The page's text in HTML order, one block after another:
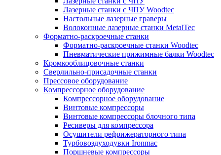
Лазерные станки с ЧПУ Woodtec
Настольные лазерные граверы
Волоконные лазерные станки MetalTec
Форматно-раскроечные станки
Форматно-раскроечные станки Woodtec
Пневматические прижимные балки Woodtec
Кромкооблицовочные станки
Сверлильно-присадочные станки
Прессовое оборудование
Компрессорное оборудование
Компрессорное оборудование
Винтовые компрессоры
Винтовые компрессоры блочного типа
Ресиверы для компрессора
Осушители рефрижераторного типа
Турбовоздуходувки Ironmac
Поршневые компрессоры